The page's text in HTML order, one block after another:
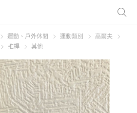
運動、戶外休閒 運動類別
高爾夫
推桿 其他